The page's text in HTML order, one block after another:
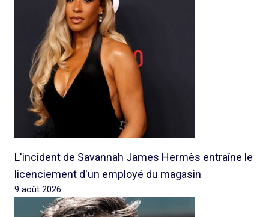
L'incident de Savannah James Hermès entraîne le
licenciement d'un employé du magasin
9 août 2026